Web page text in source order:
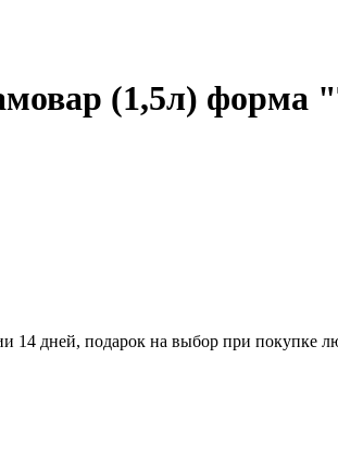
(1,5л) форма
дней, подарок на выбор при покупке